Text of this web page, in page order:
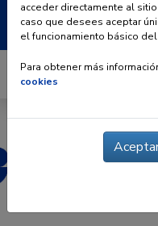
acceder directamente al
caso que desees aceptar
el funcionamiento básico
Para obtener más
cookies